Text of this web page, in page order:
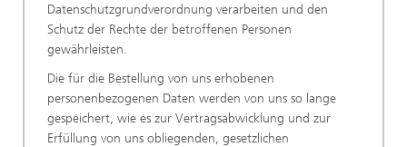
Datenschutzgrundverordnung verarbeiten und den
Schutz der Rechte der betroffenen Personen
gewährleisten.
Die für die Bestellung von uns erhobenen
personenbezogenen Daten werden von uns so lange
gespeichert, wie es zur Vertragsabwicklung und zur
Erfüllung von uns obliegenden, gesetzlichen